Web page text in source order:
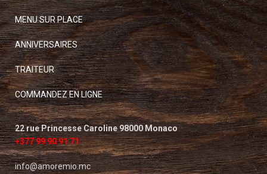
MENU SUR PLACE
ANNIVERSAIRES
TRAITEUR
COMMANDEZ EN LIGNE
22 rue Princesse Caroline 98000 Monaco
+377 99 90 91 71
info@amoremio.mc